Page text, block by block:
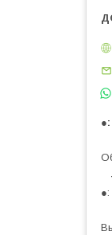
●